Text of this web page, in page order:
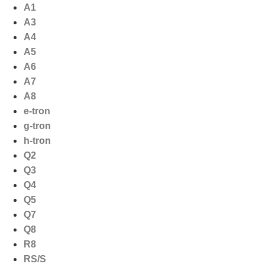
naar
inhoud
A1
A3
A4
A5
A6
A7
A8
e-tron
g-tron
h-tron
Q2
Q3
Q4
Q5
Q7
Q8
R8
RS/S